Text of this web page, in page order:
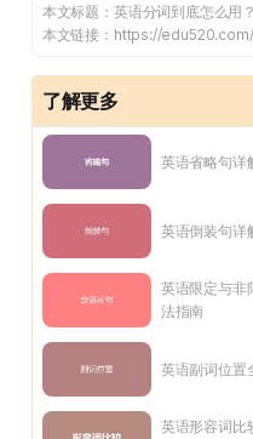
本文标题： 英语分词到底怎么用？
本文链接： https://
了解更多
英语省略句详
英语倒装句详
英语限定与非
法指南
英语副词位置
英语形容词比